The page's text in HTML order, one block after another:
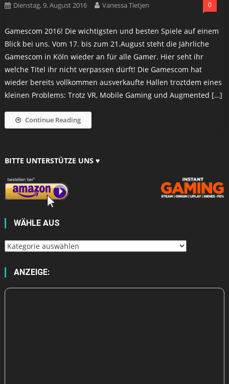
Dienstag, 9. August 2016 Vanessa Tietjen 0
Gamescom 2016! Die wichtigsten und besten Spiele auf einem
Blick bei uns. Vom 17. bis zum 21.August steht die Jährliche
Gamescom in Köln wieder an für alle Gamer. Hier seht ihr
welche Titel ihr nicht verpassen dürft! Die Gamescom hat
wieder bereits vollkommen ausverkaufte Hallen troztdem eines
kleinen Problems: Trotz VR, Mobile Gaming und Augmented […]
Continue Reading
BITTE UNTERSTÜTZE UNS ♥
WÄHLE AUS
Wähle
ANZEIGE: